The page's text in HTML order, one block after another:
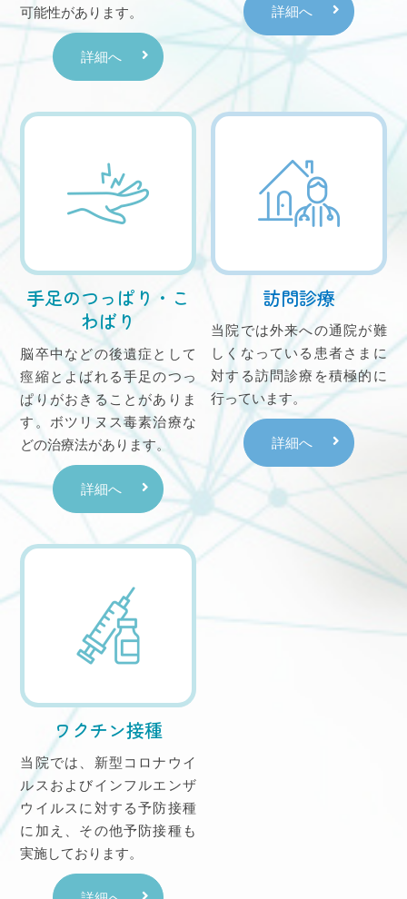
可能性があります。
詳細へ
詳細へ
手足のつっぱり・こ
わばり
脳卒中などの後遺症として
痙縮とよばれる手足のつっ
ぱりがおきることがありま
す。ボツリヌス毒素治療な
どの治療法があります。
詳細へ
訪問診療
当院では外来への通院が難
しくなっている患者さまに
対する訪問診療を積極的に
行っています。
詳細へ
ワクチン接種
当院では、新型コロナウイ
ルスおよびインフルエンザ
ウイルスに対する予防接種
に加え、その他予防接種も
実施しております。